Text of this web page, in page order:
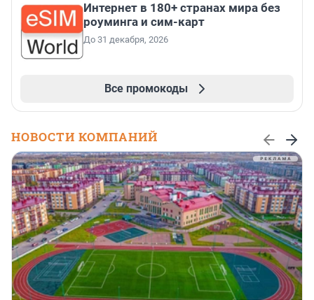
Интернет в 180+ странах мира без
роуминга и сим-карт
До 31 декабря, 2026
Все промокоды
НОВОСТИ КОМПАНИЙ